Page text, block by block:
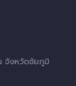
จังหวัดชัยภูมิ